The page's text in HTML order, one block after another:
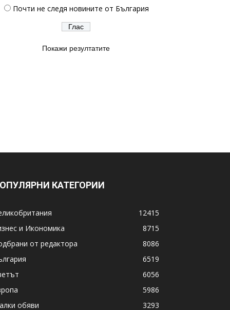
Почти не следя новините от България
Покажи резултатите
КАТЕГОРИИ
12415
и Икономика
8715
от редактора
8086
6519
6056
5986
обяви
3293